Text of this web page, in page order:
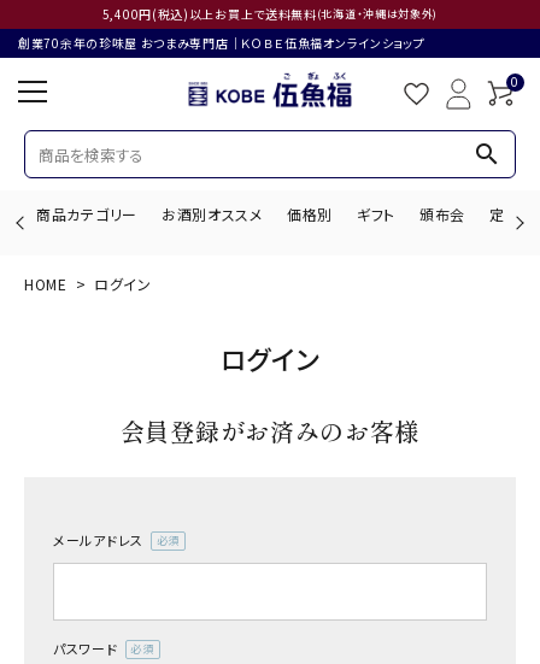
5,400円(税込)以上お買上で送料無料(北海道・沖縄は対象外)
創業70余年の珍味屋 おつまみ専門店│ＫＯＢＥ伍魚福オンラインショップ
0
search
商品カテゴリー お酒別オススメ 価格別 ギフト 頒布会 定期購
ようこそ ゲスト 様
商品カテゴリー
お酒別オススメ
HOME ログイン
ログイン
会員登録がお済みのお客様
メールアドレス
(必
パスワード